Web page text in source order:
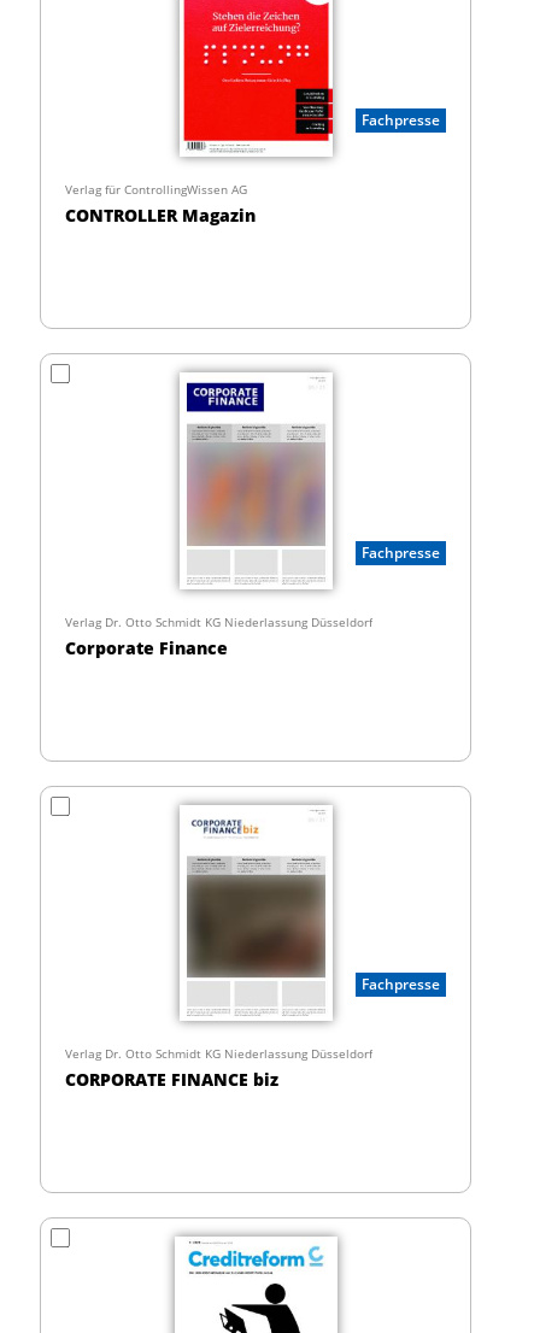
Fachpresse
Verlag für ControllingWissen AG
CONTROLLER Magazin
Fachpresse
Verlag Dr. Otto Schmidt KG Niederlassung Düsseldorf
Corporate Finance
Fachpresse
Verlag Dr. Otto Schmidt KG Niederlassung Düsseldorf
CORPORATE FINANCE biz